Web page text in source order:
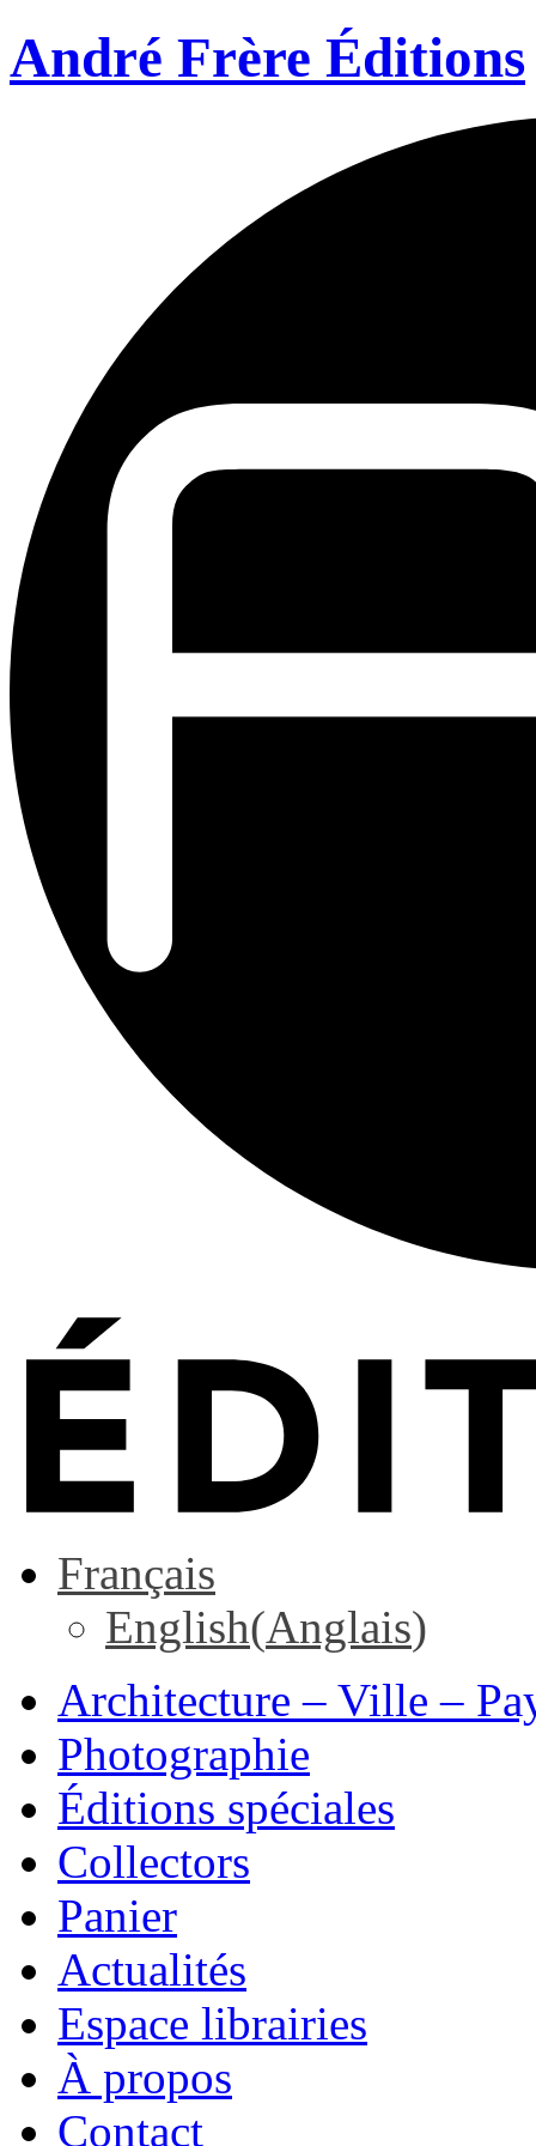
André Frère Éditions
Français
English(Anglais)
Architecture – Ville –
Photographie
Éditions spéciales
Collectors
Panier
Actualités
Espace librairies
À propos
Contact